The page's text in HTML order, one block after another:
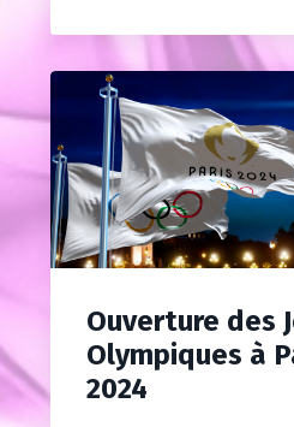
Ouverture des
Olympiques à
2024